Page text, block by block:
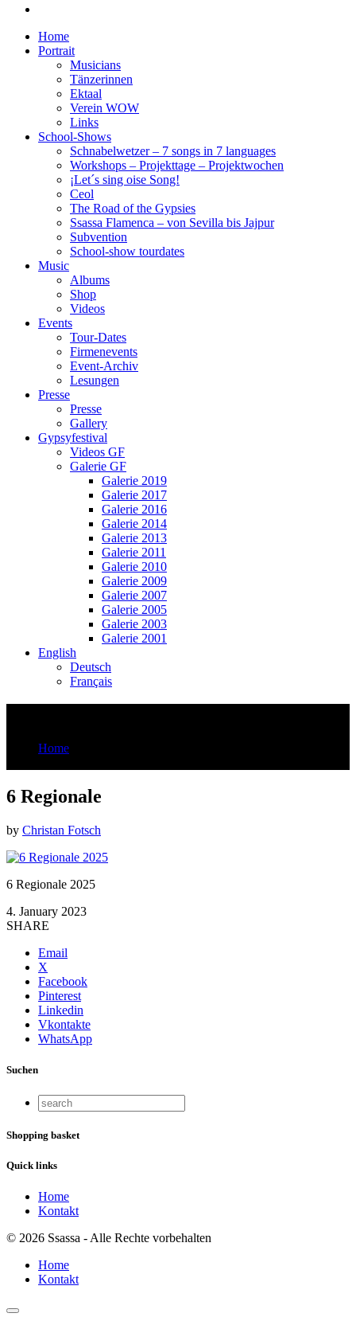
Home
Portrait
Musicians
Tänzerinnen
Ektaal
Verein WOW
Links
School-Shows
Schnabelwetzer – 7 songs in 7 languages
Workshops – Projekttage – Projektwochen
¡Let´s sing oise Song!
Ceol
The Road of the Gypsies
Ssassa Flamenca – von Sevilla bis Jajpur
Subvention
School-show tourdates
Music
Albums
Shop
Videos
Events
Tour-Dates
Firmenevents
Event-Archiv
Lesungen
Presse
Presse
Gallery
Gypsyfestival
Videos GF
Galerie GF
Galerie 2019
Galerie 2017
Galerie 2016
Galerie 2014
Galerie 2013
Galerie 2011
Galerie 2010
Galerie 2009
Galerie 2007
Galerie 2005
Galerie 2003
Galerie 2001
English
Deutsch
Français
Home
6 Regionale
by Christan Fotsch
6 Regionale 2025
4. January 2023
SHARE
Email
X
Facebook
Pinterest
Linkedin
Vkontakte
WhatsApp
Suchen
Shopping basket
Quick links
Home
Kontakt
© 2026 Ssassa - Alle Rechte vorbehalten
Home
Kontakt